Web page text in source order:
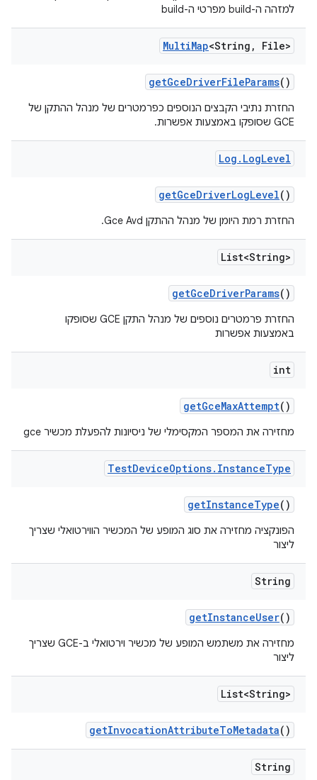
למזהה ה-build מפרטי ה-build
MultiMap<String , File>
getGceDriverFileParams()
החזרת נתיבי הקבצים הנוספים כפרמטרים של מנהל ההתקן של
GCE שסופקו באמצעות אפשרות.
Log . LogLevel
getGceDriverLogLevel()
החזרת רמת היומן של מנהל ההתקן Gce Avd.
List<String>
getGceDriverParams()
החזרת פרמטרים נוספים של מנהל התקן GCE שסופקו
באמצעות אפשרות
int
getGceMaxAttempt()
מחזירה את המספר המקסימלי של ניסיונות להפעלת מכשיר gce
TestDeviceOptions. InstanceType
getInstanceType()
הפונקציה מחזירה את סוג המופע של המכשיר הווירטואלי שצריך
ליצור
String
getInstanceUser()
מחזירה את משתמש המופע של מכשיר וירטואלי ב-GCE שצריך
ליצור
List<String>
getInvocationAttributeToMetadata()
String